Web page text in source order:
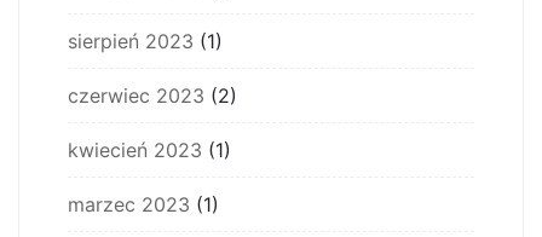
sierpień 2023 (1)
czerwiec 2023 (2)
kwiecień 2023 (1)
marzec 2023 (1)